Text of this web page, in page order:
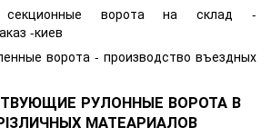
РУЛОННЫЕ ВОРОТА В
МАТЕАРИАЛОВ